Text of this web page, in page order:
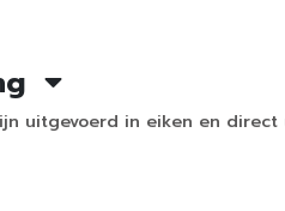
uitgevoerd in eiken en direct